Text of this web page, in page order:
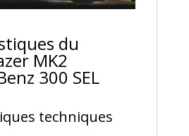
du
MK2
300 SEL
techniques